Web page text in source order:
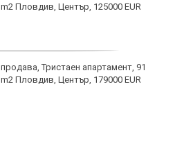
m2 Пловдив, Център, 125000 EUR
продава, Тристаен апартамент, 91
m2 Пловдив, Център, 179000 EUR